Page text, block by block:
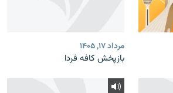
مرداد ۱۷, ۱۴۰۵
بازپخش کافه فردا